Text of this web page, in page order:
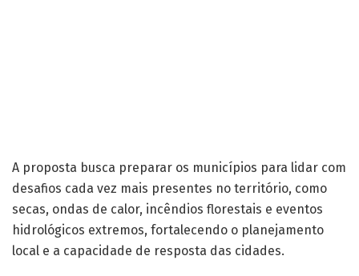
A proposta busca preparar os municípios para lidar com
desafios cada vez mais presentes no território, como
secas, ondas de calor, incêndios florestais e eventos
hidrológicos extremos, fortalecendo o planejamento
local e a capacidade de resposta das cidades.